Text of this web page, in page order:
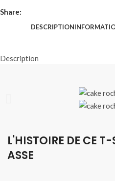
Share:
DESCRIPTION
Description
L'HISTOIRE DE CE
ASSE